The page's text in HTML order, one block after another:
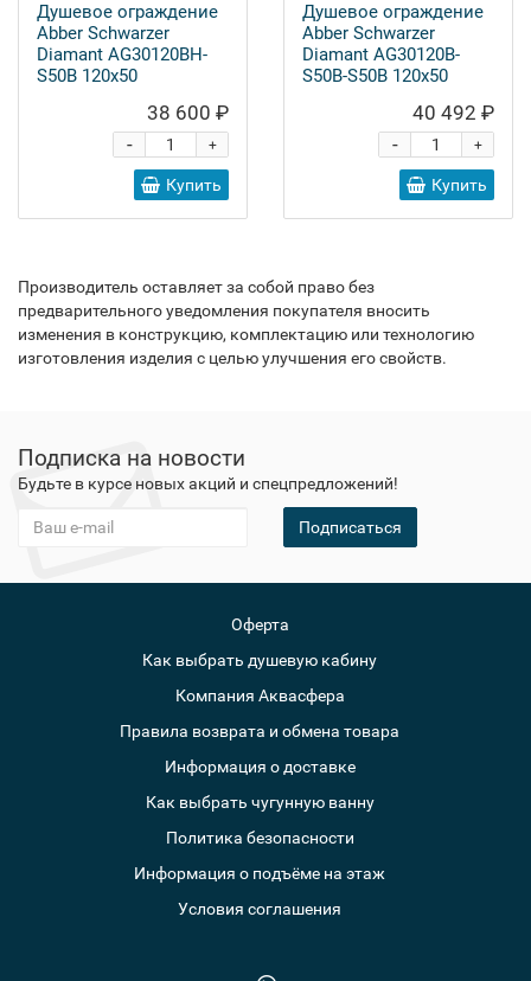
Душевое ограждение
Abber Schwarzer
Diamant AG30120BH-
S50B 120x50
38 600 ₽
+
-
Купить
Душевое ограждение
Abber Schwarzer
Diamant AG30120B-
S50B-S50B 120x50
40 492 ₽
+
-
Купить
Производитель оставляет за собой право без
предварительного уведомления покупателя вносить
изменения в конструкцию, комплектацию или технологию
изготовления изделия с целью улучшения его свойств.
Подписка на новости
Будьте в курсе новых акций и спецпредложений!
Подписаться
Оферта
Как выбрать душевую кабину
Компания Аквасфера
Правила возврата и обмена товара
Информация о доставке
Как выбрать чугунную ванну
Политика безопасности
Информация о подъёме на этаж
Условия соглашения